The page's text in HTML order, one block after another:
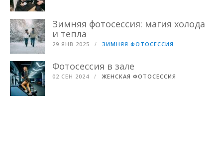
Зимняя фотосессия: магия холода
и тепла
29 ЯНВ 2025 ЗИМНЯЯ ФОТОСЕССИЯ
Фотосессия в зале
02 СЕН 2024 ЖЕНСКАЯ ФОТОСЕССИЯ